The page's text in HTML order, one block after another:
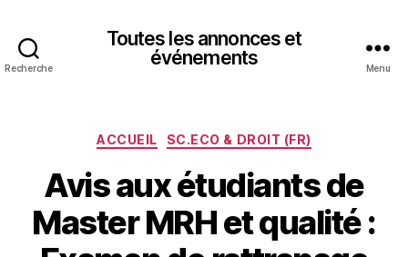
Recherche
Toutes les annonces et
événements
Menu
Catégories
ACCUEIL SC.ECO & DROIT (FR)
Avis aux étudiants de
Master MRH et qualité :